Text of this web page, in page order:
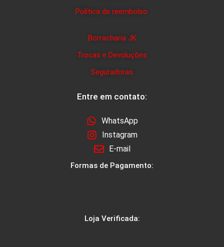
Política de reembolso
Borracharia JK
Trocas e Devoluções
Seguradoras
Entre em contato:
WhatsApp
Instagram
E-mail
Formas de Pagamento:
Loja Verificada: